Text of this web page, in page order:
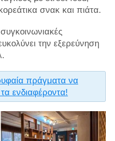
σνακ και πιάτα.
την εξερεύνηση
πράγματα να
ενδιαφέροντα!